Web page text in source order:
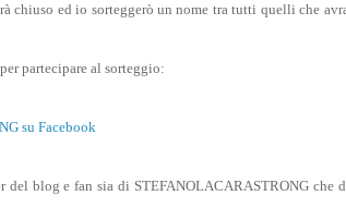
chiuso ed io sorteggerò un nome tra tutti quelli che
partecipare al sorteggio:
su Facebook
del blog e fan sia di STEFANOLACARASTRONG che